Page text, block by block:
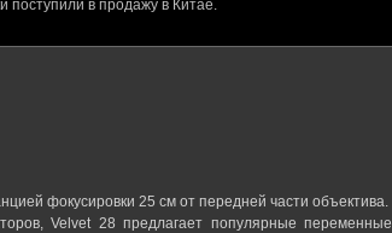
поступили в продажу в Китае.
фокусировки 25 см от передней части объектива.
Velvet 28 предлагает популярные переменные